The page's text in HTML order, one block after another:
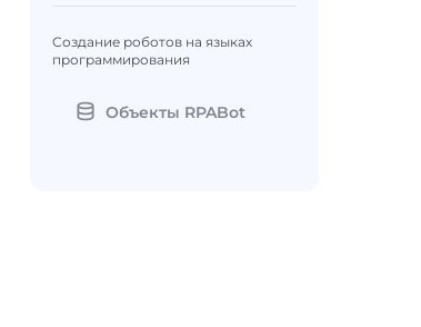
Создание роботов на языках
программирования
Объекты RPABot